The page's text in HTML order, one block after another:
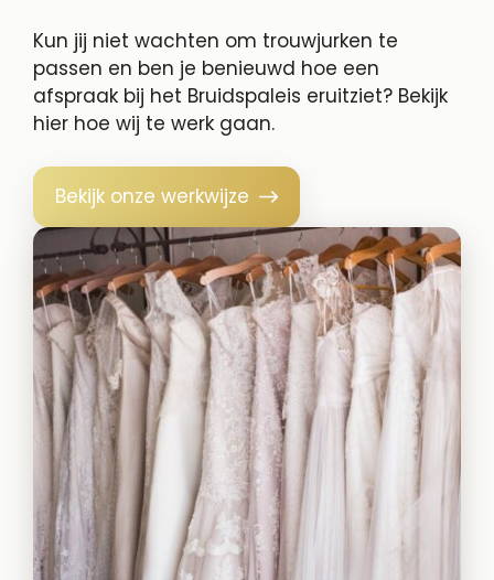
Kun jij niet wachten om trouwjurken te
passen en ben je benieuwd hoe een
afspraak bij het Bruidspaleis eruitziet? Bekijk
hier hoe wij te werk gaan.
Bekijk onze werkwijze